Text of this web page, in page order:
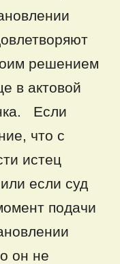
решением
в актовой
Если
что с
истец
если суд
подачи
он не